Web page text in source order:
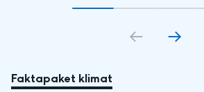
Gå till bildkort1
Gå till bildkort2
Gå till
Faktapaket klimat